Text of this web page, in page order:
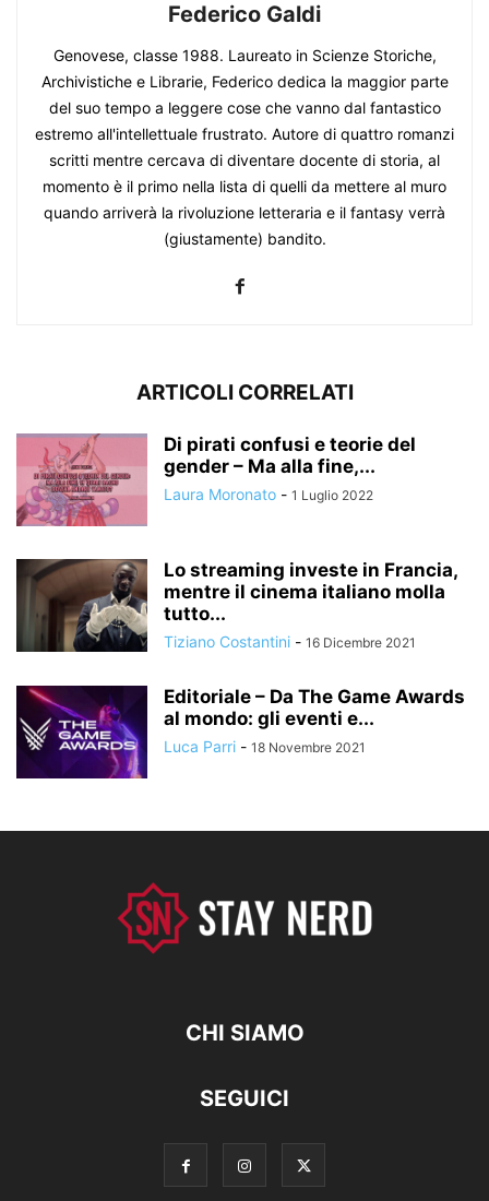
Federico Galdi
Genovese, classe 1988. Laureato in Scienze Storiche,
Archivistiche e Librarie, Federico dedica la maggior parte
del suo tempo a leggere cose che vanno dal fantastico
estremo all'intellettuale frustrato. Autore di quattro romanzi
scritti mentre cercava di diventare docente di storia, al
momento è il primo nella lista di quelli da mettere al muro
quando arriverà la rivoluzione letteraria e il fantasy verrà
(giustamente) bandito.
ARTICOLI CORRELATI
Di pirati confusi e teorie del
gender – Ma alla fine,...
Laura Moronato - 1 Luglio 2022
Lo streaming investe in Francia,
mentre il cinema italiano molla
tutto...
Tiziano Costantini - 16 Dicembre 2021
Editoriale – Da The Game Awards
al mondo: gli eventi e...
Luca Parri - 18 Novembre 2021
CHI SIAMO
SEGUICI